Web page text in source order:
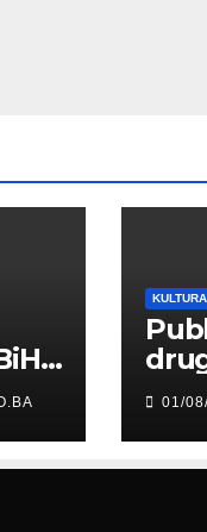
KULTURA
01/